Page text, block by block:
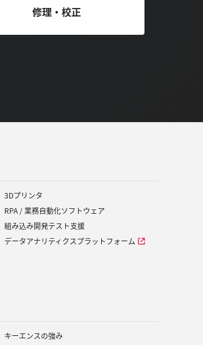
修理・校正
3Dプリンタ
RPA / 業務自動化ソフトウェア
組み込み開発テスト支援
データアナリティクスプラットフォーム
キーエンスの強み